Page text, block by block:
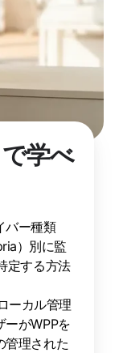
学べ
バー種類
）別に監
定する方法
ーカル管理
ーがWPPを
管理された